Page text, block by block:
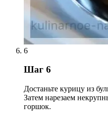
6
Шаг 6
Достаньте курицу из
Затем нарезаем
горшок.